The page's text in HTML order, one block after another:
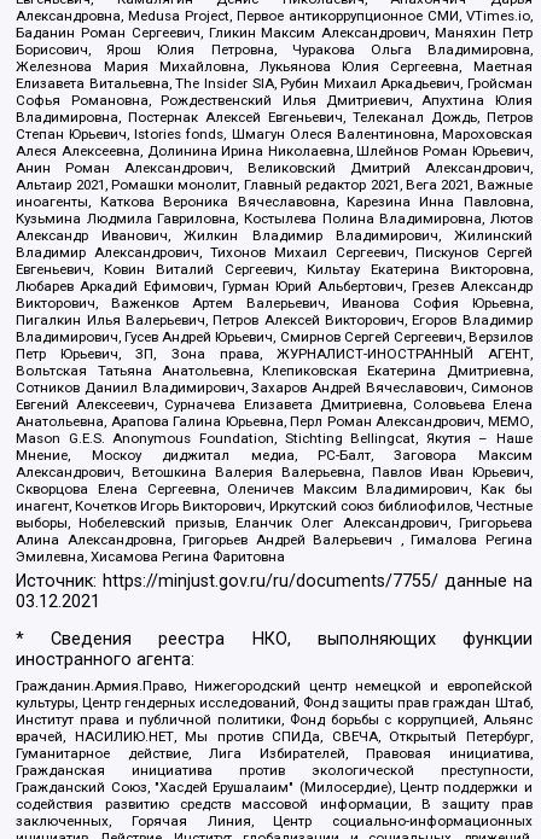
Александровна, Medusa Project, Первое антикоррупционное СМИ, VTimes.io,
Баданин Роман Сергеевич, Гликин Максим Александрович, Маняхин Петр
Борисович, Ярош Юлия Петровна, Чуракова Ольга Владимировна,
Железнова Мария Михайловна, Лукьянова Юлия Сергеевна, Маетная
Елизавета Витальевна, The Insider SIA, Рубин Михаил Аркадьевич, Гройсман
Софья Романовна, Рождественский Илья Дмитриевич, Апухтина Юлия
Владимировна, Постернак Алексей Евгеньевич, Телеканал Дождь, Петров
Степан Юрьевич, Istories fonds, Шмагун Олеся Валентиновна, Мароховская
Алеся Алексеевна, Долинина Ирина Николаевна, Шлейнов Роман Юрьевич,
Анин Роман Александрович, Великовский Дмитрий Александрович,
Альтаир 2021, Ромашки монолит, Главный редактор 2021, Вега 2021, Важные
иноагенты, Каткова Вероника Вячеславовна, Карезина Инна Павловна,
Кузьмина Людмила Гавриловна, Костылева Полина Владимировна, Лютов
Александр Иванович, Жилкин Владимир Владимирович, Жилинский
Владимир Александрович, Тихонов Михаил Сергеевич, Пискунов Сергей
Евгеньевич, Ковин Виталий Сергеевич, Кильтау Екатерина Викторовна,
Любарев Аркадий Ефимович, Гурман Юрий Альбертович, Грезев Александр
Викторович, Важенков Артем Валерьевич, Иванова София Юрьевна,
Пигалкин Илья Валерьевич, Петров Алексей Викторович, Егоров Владимир
Владимирович, Гусев Андрей Юрьевич, Смирнов Сергей Сергеевич, Верзилов
Петр Юрьевич, ЗП, Зона права, ЖУРНАЛИСТ-ИНОСТРАННЫЙ АГЕНТ,
Вольтская Татьяна Анатольевна, Клепиковская Екатерина Дмитриевна,
Сотников Даниил Владимирович, Захаров Андрей Вячеславович, Симонов
Евгений Алексеевич, Сурначева Елизавета Дмитриевна, Соловьева Елена
Анатольевна, Арапова Галина Юрьевна, Перл Роман Александрович, МЕМО,
Mason G.E.S. Anonymous Foundation, Stichting Bellingcat, Якутия – Наше
Мнение, Москоу диджитал медиа, РС-Балт, Заговора Максим
Александрович, Ветошкина Валерия Валерьевна, Павлов Иван Юрьевич,
Скворцова Елена Сергеевна, Оленичев Максим Владимирович, Как бы
инагент, Кочетков Игорь Викторович, Иркутский союз библиофилов, Честные
выборы, Нобелевский призыв, Еланчик Олег Александрович, Григорьева
Алина Александровна, Григорьев Андрей Валерьевич , Гималова Регина
Эмилевна, Хисамова Регина Фаритовна
Источник: https://minjust.gov.ru/ru/documents/7755/ данные на
03.12.2021
* Сведения реестра НКО, выполняющих функции
иностранного агента:
Гражданин.Армия.Право, Нижегородский центр немецкой и европейской
культуры, Центр гендерных исследований, Фонд защиты прав граждан Штаб,
Институт права и публичной политики, Фонд борьбы с коррупцией, Альянс
врачей, НАСИЛИЮ.НЕТ, Мы против СПИДа, СВЕЧА, Открытый Петербург,
Гуманитарное действие, Лига Избирателей, Правовая инициатива,
Гражданская инициатива против экологической преступности,
Гражданский Союз, "Хасдей Ерушалаим" (Милосердие), Центр поддержки и
содействия развитию средств массовой информации, В защиту прав
заключенных, Горячая Линия, Центр социально-информационных